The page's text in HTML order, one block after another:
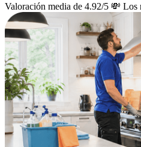
Valoración media de 4.92/5 💸 Los